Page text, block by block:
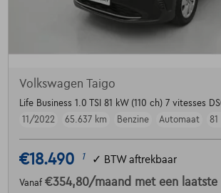
Volkswagen Taigo
Life Business 1.0 TSI 81 kW (110 ch) 7 vitesses
11/2022
65.637 km Benzine Automaat 81
€18.490 1 ✓ BTW aftrekbaar
Vanaf €354,80/maand met een laatste